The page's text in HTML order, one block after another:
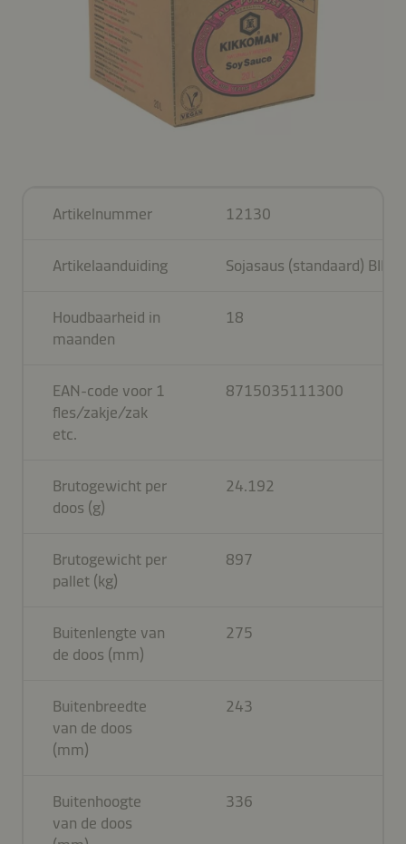
Artikelnummer 12130
Artikelaanduiding Sojasaus (standaard) BIB
Houdbaarheid in
maanden
18
EAN-code voor 1
fles/zakje/zak
etc.
8715035111300
Brutogewicht per
doos (g)
24.192
Brutogewicht per
pallet (kg)
897
Buitenlengte van
de doos (mm)
275
Buitenbreedte
van de doos
(mm)
243
Buitenhoogte
van de doos
336